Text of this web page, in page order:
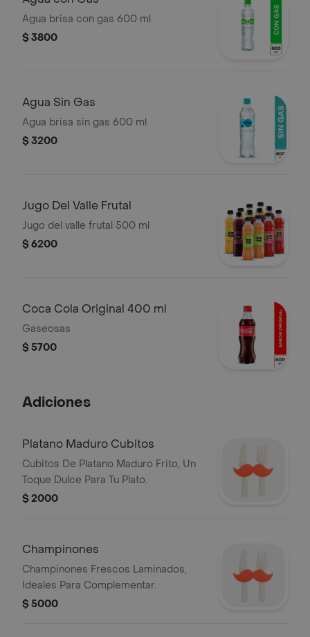
Agua brisa con gas 600 ml
$ 3800
Agua Sin Gas
Agua brisa sin gas 600 ml
$ 3200
Jugo Del Valle Frutal
Jugo del valle frutal 500 ml
$ 6200
Coca Cola Original 400 ml
Gaseosas
$ 5700
Adiciones
Platano Maduro Cubitos
Cubitos De Platano Maduro Frito, Un
Toque Dulce Para Tu Plato.
$ 2000
Champinones
Champinones Frescos Laminados,
Ideales Para Complementar.
$ 5000